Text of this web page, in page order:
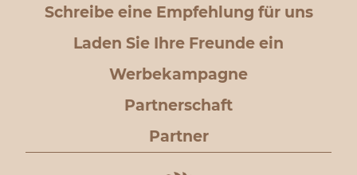
Schreibe eine Empfehlung für uns
Laden Sie Ihre Freunde ein
Werbekampagne
Partnerschaft
Partner